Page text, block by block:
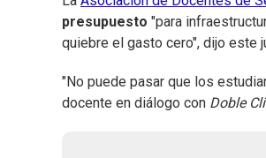
presupuesto "para
quiebre el gasto cero", dijo este
"No puede pasar que los
docente en diálogo con Doble